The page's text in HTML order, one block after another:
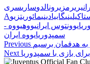
رانیریرمزیرونالدوساریسری
A
کیلینیگابیادینیمائوریتزیو
یوونتوس ایرانیووهیووه -
سمپدوریایووه ایران
Previous
Next بازی با سمپدوریا